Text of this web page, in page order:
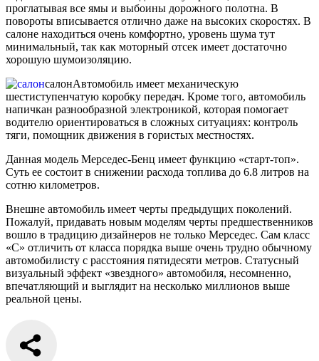
проглатывая все ямы и выбоины дорожного полотна. В
повороты вписывается отлично даже на высоких скоростях. В
салоне находиться очень комфортно, уровень шума тут
минимальный, так как моторный отсек имеет достаточно
хорошую шумоизоляцию.
салонАвтомобиль имеет механическую
шестиступенчатую коробку передач. Кроме того, автомобиль
напичкан разнообразной электроникой, которая помогает
водителю ориентироваться в сложных ситуациях: контроль
тяги, помощник движения в гористых местностях.
Данная модель Мерседес-Бенц имеет функцию «старт-топ».
Суть ее состоит в снижении расхода топлива до 6.8 литров на
сотню километров.
Внешне автомобиль имеет черты предыдущих поколений.
Пожалуй, придавать новым моделям черты предшественников
вошло в традицию дизайнеров не только Мерседес. Сам класс
«С» отличить от класса порядка выше очень трудно обычному
автомобилисту с расстояния пятидесяти метров. Статусный
визуальный эффект «звездного» автомобиля, несомненно,
впечатляющий и выглядит на несколько миллионов выше
реальной цены.